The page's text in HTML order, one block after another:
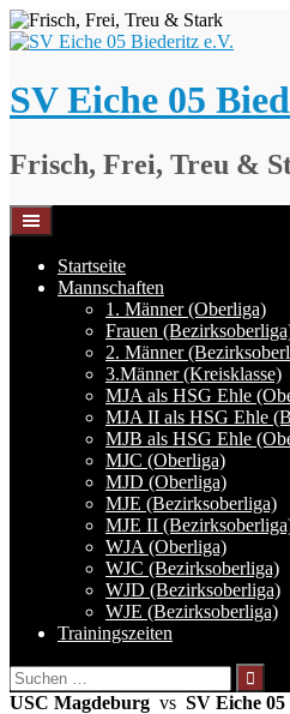
Springe
zum
SV Eiche 05
Frisch, Frei, Treu &
Startseite
Mannschaften
1. Männer (Oberliga)
Frauen
2. Männer
3.Männer (Kreisklasse)
MJA als HSG Ehle
MJA II als HSG Ehle
MJB als HSG Ehle
MJC (Oberliga)
MJD (Oberliga)
MJE (Bezirksoberliga)
MJE II
WJA (Oberliga)
WJC (Bezirksoberliga)
WJD (Bezirksoberliga)
WJE (Bezirksoberliga)
Trainingszeiten
Suchen
nach:
USC Magdeburg vs SV Eiche